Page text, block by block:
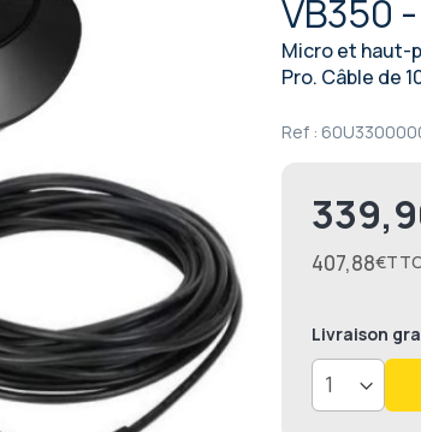
VB350
Micro et haut-
Pro. Câble de
Ref :
Prix
407,88€
Livraison